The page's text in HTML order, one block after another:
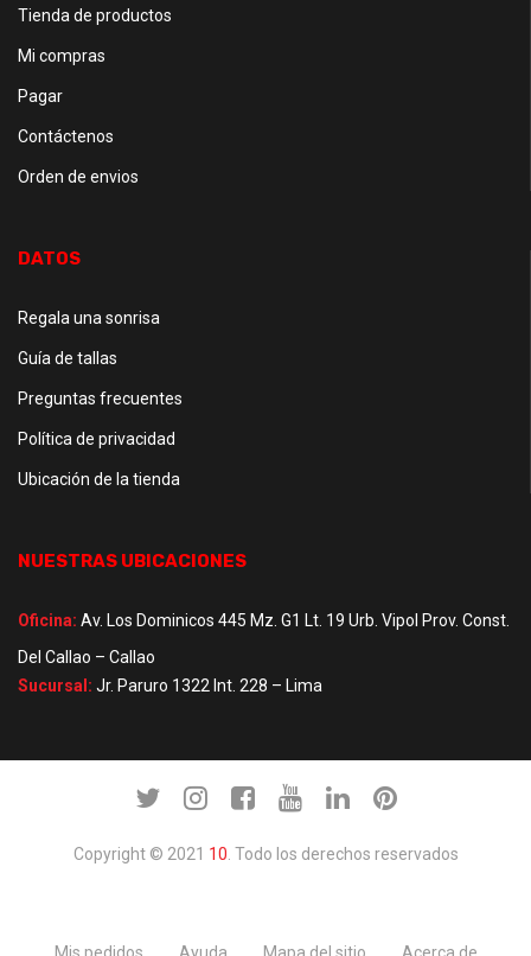
Tienda de productos
Mi compras
Pagar
Contáctenos
Orden de envios
DATOS
Regala una sonrisa
Guía de tallas
Preguntas frecuentes
Política de privacidad
Ubicación de la tienda
NUESTRAS UBICACIONES
Oficina: Av. Los Dominicos 445 Mz. G1 Lt. 19 Urb. Vipol Prov. Const.
Del Callao – Callao
Sucursal: Jr. Paruro 1322 Int. 228 – Lima
Copyright © 2021 10 . Todo los derechos reservados